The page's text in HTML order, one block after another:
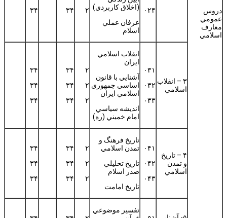
دروس
عمومي
معارف
اسلامي
۰۲۴
(اخلاق كاربردي)
عرفان عملي
اسلام
۲
۳۴
۳۴
۳ – انقلاب
اسلامي
۰۳۱
۰۳۲
۰۳۳
انقلاب اسلامي
ايران
آشنايي با قانون
اساسي جمهوري
اسلامي ايران
انديشه سياسي
امام خميني (ره)
۲
۲
۲
۳۴
۳۴
۳۴
۳۴
۳۴
۳۴
۴ – تاريخ
و تمدن
اسلامي
۰۴۱
۰۴۲
۰۴۳
تاريخ فرهنگ و
تمدن اسلامي
تاريخ تحليلي
صدر اسلام
تاريخ امامت
۲
۲
۲
۳۴
۳۴
۳۴
۳۴
۳۴
۳۴
تفسير موضوعي